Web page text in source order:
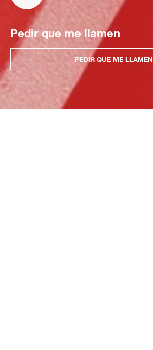
Pedir que me llamen
PEDIR QUE ME LLAMEN